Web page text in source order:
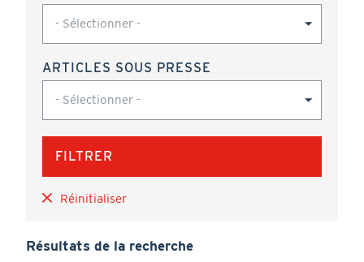
ARTICLES SOUS PRESSE
Réinitialiser
Résultats de la recherche